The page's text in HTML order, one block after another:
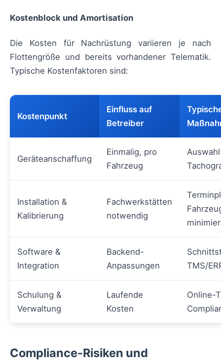
Kostenblock und Amortisation
Die Kosten für Nachrüstung variieren je nach
Flottengröße und bereits vorhandener Telematik.
Typische Kostenfaktoren sind:
Kostenpunkt
Einfluss auf
Betreiber
Geräteanschaffung
Einmalig, pro
Fahrzeug
Installation &
Kalibrierung
Fachwerkstätten
notwendig
Software &
Integration
Backend-
Anpassungen
TMS/
Schulung &
Verwaltung
Laufende
Kosten
Online-
Compliance-Risiken und